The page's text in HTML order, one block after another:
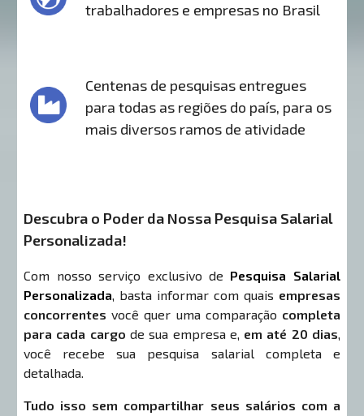
trabalhadores e empresas no Brasil
Centenas de pesquisas entregues
para todas as regiões do país, para os
mais diversos ramos de atividade
Descubra o Poder da Nossa Pesquisa Salarial
Personalizada!
Com nosso serviço exclusivo de Pesquisa Salarial
Personalizada, basta informar com quais empresas
concorrentes você quer uma comparação completa
para cada cargo de sua empresa e, em até 20 dias,
você recebe sua pesquisa salarial completa e
detalhada.
Tudo isso sem compartilhar seus salários com a